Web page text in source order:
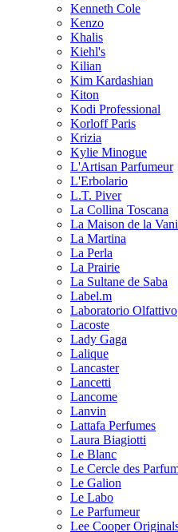
Kenneth Cole
Kenzo
Khalis
Kiehl's
Kilian
Kim Kardashian
Kiton
Kodi Professional
Korloff Paris
Krizia
Kylie Minogue
L'Artisan Parfumeur
L'Erbolario
L.T. Piver
La Collina Toscana
La Maison de la
La Martina
La Perla
La Prairie
La Sultane de Saba
Label.m
Laboratorio Olfattivo
Lacoste
Lady Gaga
Lalique
Lancaster
Lancetti
Lancome
Lanvin
Lattafa Perfumes
Laura Biagiotti
Le Blanc
Le Cercle des
Le Galion
Le Labo
Le Parfumeur
Lee Cooper